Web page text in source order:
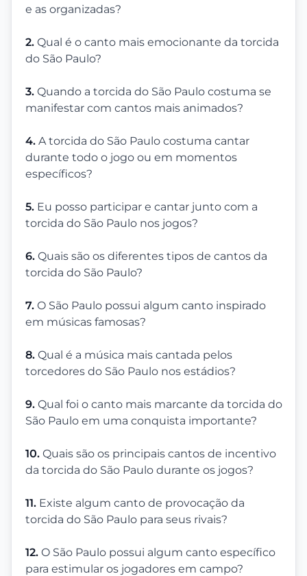
e as organizadas?
2. Qual é o canto mais emocionante da torcida
do São Paulo?
3. Quando a torcida do São Paulo costuma se
manifestar com cantos mais animados?
4. A torcida do São Paulo costuma cantar
durante todo o jogo ou em momentos
específicos?
5. Eu posso participar e cantar junto com a
torcida do São Paulo nos jogos?
6. Quais são os diferentes tipos de cantos da
torcida do São Paulo?
7. O São Paulo possui algum canto inspirado
em músicas famosas?
8. Qual é a música mais cantada pelos
torcedores do São Paulo nos estádios?
9. Qual foi o canto mais marcante da torcida do
São Paulo em uma conquista importante?
10. Quais são os principais cantos de incentivo
da torcida do São Paulo durante os jogos?
11. Existe algum canto de provocação da
torcida do São Paulo para seus rivais?
12. O São Paulo possui algum canto específico
para estimular os jogadores em campo?